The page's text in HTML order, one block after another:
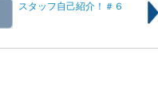
スタッフ自己紹介！＃６